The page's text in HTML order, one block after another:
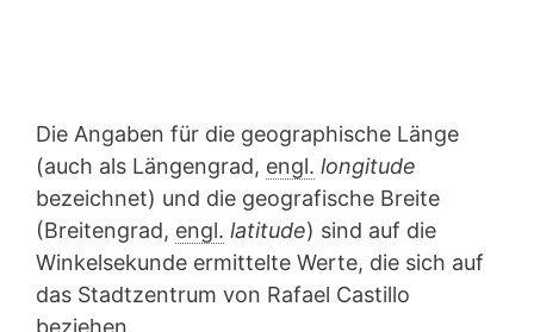
Die Angaben für die geographische Länge
(auch als Längengrad, engl. longitude
bezeichnet) und die geografische Breite
(Breitengrad, engl. latitude) sind auf die
Winkelsekunde ermittelte Werte, die sich auf
das Stadtzentrum von Rafael Castillo
beziehen.